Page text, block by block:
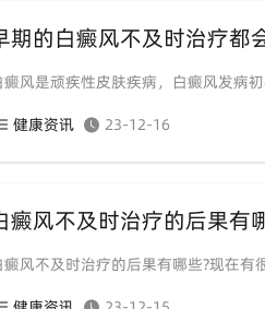
期的白癜风不及时治疗都
癜风是顽疾性皮肤疾病，白癜风发病
健康资讯
23-12-16
癜风不及时治疗的后果有
癜风不及时治疗的后果有哪些?现在